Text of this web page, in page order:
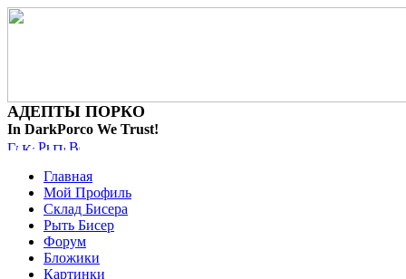
АДЕПТЫ ПОРКО
In DarkPorco We Trust!
Главная
Мой Профиль
Склад Бисера
Рыть Бисер
Форум
Бложики
Картинки